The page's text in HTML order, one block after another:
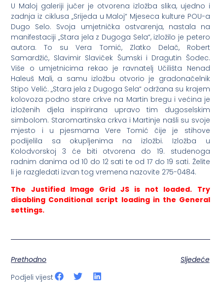
U Maloj galeriji jučer je otvorena izložba slika, ujedno i
zadnja iz ciklusa „Srijeda u Maloj“ Mjeseca kulture POU-a
Dugo Selo. Svoja umjetnička ostvarenja, nastala na
manifestaciji „Stara jela z Dugoga Sela“, izložilo je petero
autora. To su Vera Tomić, Zlatko Delač, Robert
Samardžić, Slavimir Slaviček Šumski i Dragutin Šodec.
Više o umjetnicima rekao je ravnatelj Učilišta Nenad
Haleuš Mali, a samu izložbu otvorio je gradonačelnik
Stipo Velić. „Stara jela z Dugoga Sela“ održana su krajem
kolovoza podno stare crkve na Martin bregu i većina je
izloženih djela inspirirana upravo tim dugoselskim
simbolom. Staromartinska crkva i Martinje našli su svoje
mjesto i u pjesmama Vere Tomić čije je stihove
podijelila sa okupljenima na izložbi. Izložba u
Kolodvorskoj 3 će biti otvorena do 19. studenoga
radnim danima od 10 do 12 sati te od 17 do 19 sati. Želite
li je razgledati izvan tog vremena nazovite 275-0484.
The Justified Image Grid JS is not loaded. Try
disabling Conditional script loading in the General
settings.
Prethodno
Sljedeće
Podjeli vijest